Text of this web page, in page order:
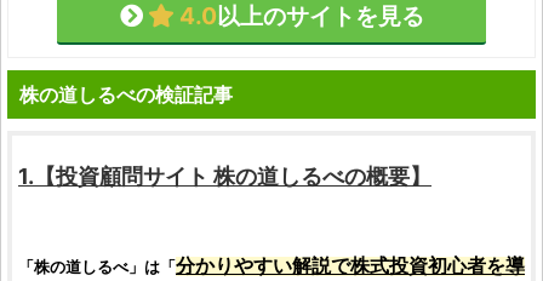
4.0以上のサイトを見る
株の道しるべの検証記事
1.【投資顧問サイト 株の道しるべの概要】
「株の道しるべ」は「分かりやすい解説で株式投資初心者を導